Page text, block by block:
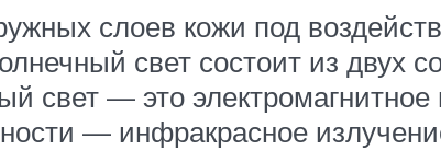
слоев кожи под
свет состоит из двух
свет — это
— инфракрасное